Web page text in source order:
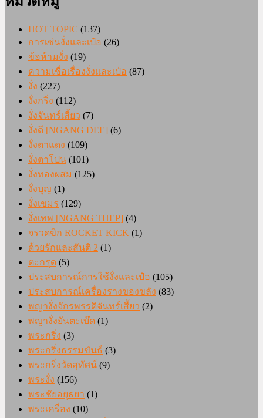
HOT TOPIC (137)
การเซ่นงั่งและเป๋อ (26)
ข้อห้ามงั่ง (19)
ความเชื่อเรื่องงั่งและเป๋อ (87)
งั่ง (227)
งั่งกริ่ง (112)
งั่งจันทร์เสี้ยว (7)
งั่งดี [NGANG DEE] (6)
งั่งตาแดง (109)
งั่งตาโปน (101)
งั่งทองผสม (125)
งั่งบุญ (1)
งั่งเขมร (129)
งั่งเทพ [NGANG THEP] (4)
จรวดขิก ROCKET KICK (1)
ด้วยรักและสันติ 2 (1)
ตะกรุด (5)
ประสบการณ์การใช้งั่งและเป๋อ (105)
ประสบการณ์เครื่องรางของขลัง (83)
พญางั่งจักรพรรดิจันทร์เสี้ยว (2)
พญางั่งยันตะเบ๊ด (1)
พระกริ่ง (3)
พระกริ่งธรรมขันธ์ (3)
พระกริ่งวัดสุทัศน์ (9)
พระงั่ง (156)
พระชัยอยุธยา (1)
พระเครื่อง (10)